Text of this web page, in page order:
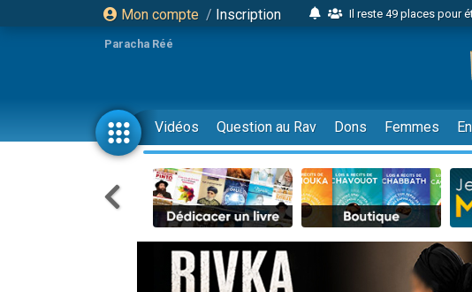
Mon compte / Inscription
Il reste 49 places pour
2 personnes viennent de
6 personnes viennent de
4 personnes viennent
2 personnes viennent
17 personnes viennent de
4 personnes viennent de
Il reste 49 places pour
Eva vient de donner son
4 personnes viennent de
Paracha Réé
Vidéos Question au Rav Dons Femmes